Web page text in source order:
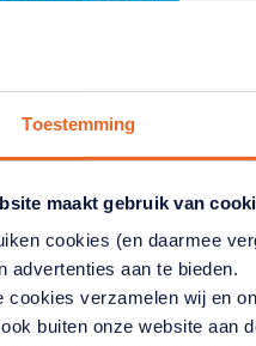
Toestemming
maakt gebruik van
cookies (en daarmee
advertenties aan te bieden.
cookies verzamelen wij en
buiten onze website aan